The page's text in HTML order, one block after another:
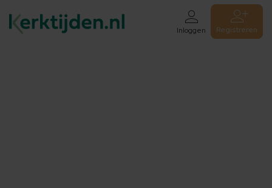
Inloggen Registreren